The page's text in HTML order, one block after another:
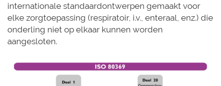
internationale standaardontwerpen gemaakt voor
elke zorgtoepassing (respiratoir, i.v., enteraal, enz.) die
onderling niet op elkaar kunnen worden
aangesloten.